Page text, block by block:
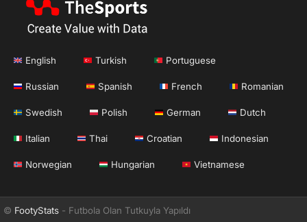
English Turkish Portuguese
Russian Spanish French Romanian
Swedish Polish German Dutch
Italian Thai Croatian Indonesian
Norwegian Hungarian Vietnamese
© FootyStats - Futbola Olan Tutkuyla Yapıldı